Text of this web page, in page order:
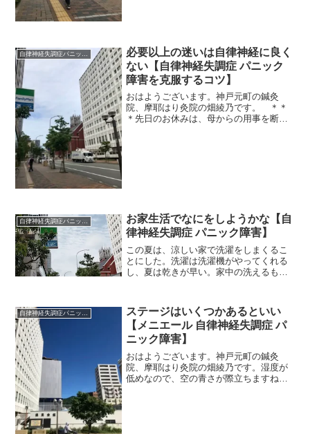
必要以上の迷いは自律神経に良く
ない【自律神経失調症 パニック
障害を克服するコツ】
おはようございます。神戸元町の鍼灸
院、摩耶はり灸院の畑綾乃です。 ＊＊
＊先日のお休みは、母からの用事を断っ
お家生活でなにをしようかな【自
律神経失調症 パニック障害】
この夏は、涼しい家で洗濯をしまくるこ
とにした。洗濯は洗濯機がやってくれる
し、夏は乾きが早い。家中の洗えるもの
自律神経失調症パニック障害
ステージはいくつかあるといい
【メニエール 自律神経失調症 パ
ニック障害】
おはようございます。神戸元町の鍼灸
院、摩耶はり灸院の畑綾乃です。湿度が
低めなので、空の青さが際立ちますね